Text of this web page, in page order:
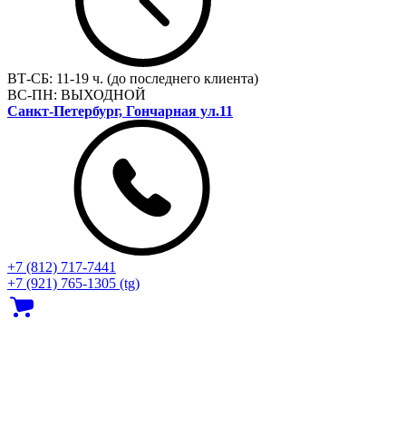
ВТ-СБ: 11-19 ч. (до последнего клиента)
ВС-ПН: ВЫХОДНОЙ
Санкт-Петербург, Гончарная ул.11
+7 (812) 717‑7441
+7 (921) 765-1305 (tg)